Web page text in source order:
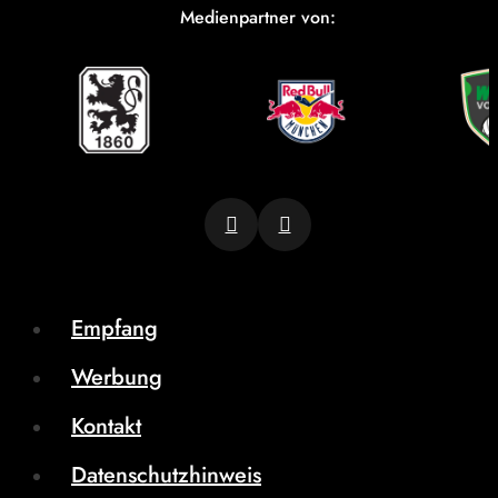
Medienpartner von:
Empfang
Werbung
Kontakt
Datenschutzhinweis